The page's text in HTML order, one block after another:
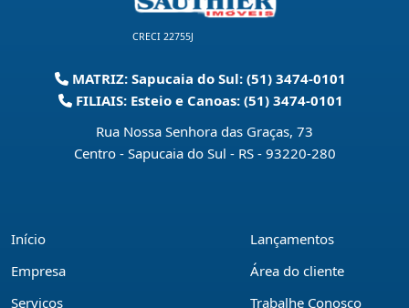
CRECI 22755J
MATRIZ: Sapucaia do Sul: (51) 3474-0101
FILIAIS: Esteio e Canoas: (51) 3474-0101
Rua Nossa Senhora das Graças, 73
Centro - Sapucaia do Sul - RS - 93220-280
Início
Empresa
Serviços
Lançamentos
Área do cliente
Trabalhe Conosco